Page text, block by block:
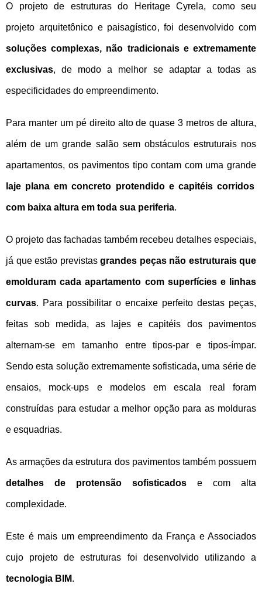
O projeto de estruturas do Heritage Cyrela, como seu
projeto arquitetônico e paisagístico, foi desenvolvido com
soluções complexas, não tradicionais e extremamente
exclusivas, de modo a melhor se adaptar a todas as
especificidades do empreendimento.
Para manter um pé direito alto de quase 3 metros de altura,
além de um grande salão sem obstáculos estruturais nos
apartamentos, os pavimentos tipo contam com uma grande
laje plana em concreto protendido e capitéis corridos
com baixa altura em toda sua periferia.
O projeto das fachadas também recebeu detalhes especiais,
já que estão previstas grandes peças não estruturais que
emolduram cada apartamento com superfícies e linhas
curvas. Para possibilitar o encaixe perfeito destas peças,
feitas sob medida, as lajes e capitéis dos pavimentos
alternam-se em tamanho entre tipos-par e tipos-ímpar.
Sendo esta solução extremamente sofisticada, uma série de
ensaios, mock-ups e modelos em escala real foram
construídas para estudar a melhor opção para as molduras
e esquadrias.
As armações da estrutura dos pavimentos também possuem
detalhes de protensão sofisticados e com alta
complexidade.
Este é mais um empreendimento da França e Associados
cujo projeto de estruturas foi desenvolvido utilizando a
tecnologia BIM.